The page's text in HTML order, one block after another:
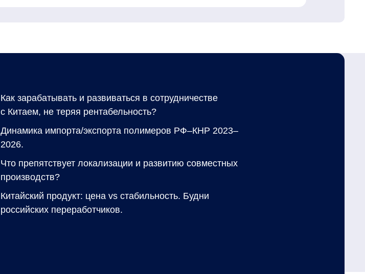
Как зарабатывать и развиваться в сотрудничестве
с Китаем, не теряя рентабельность?
Динамика импорта/экспорта полимеров РФ–КНР 2023–
2026.
Что препятствует локализации и развитию совместных
производств?
Китайский продукт: цена vs стабильность. Будни
российских переработчиков.